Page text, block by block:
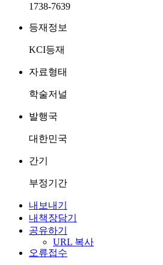
1738-7639
등재정보
KCI등재
자료형태
학술저널
발행국
대한민국
간기
부정기간
내보내기
내책장담기
공유하기
URL 복사
오류접수